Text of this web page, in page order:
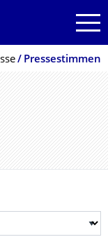
Pressestimmen